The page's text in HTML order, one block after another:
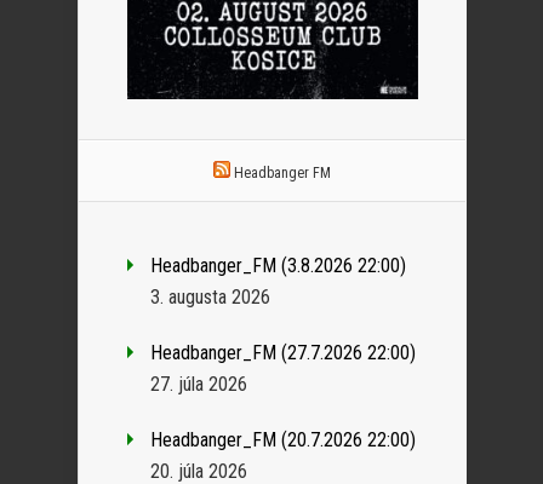
Headbanger FM
Headbanger_FM (3.8.2026 22:00)
3. augusta 2026
Headbanger_FM (27.7.2026 22:00)
27. júla 2026
Headbanger_FM (20.7.2026 22:00)
20. júla 2026